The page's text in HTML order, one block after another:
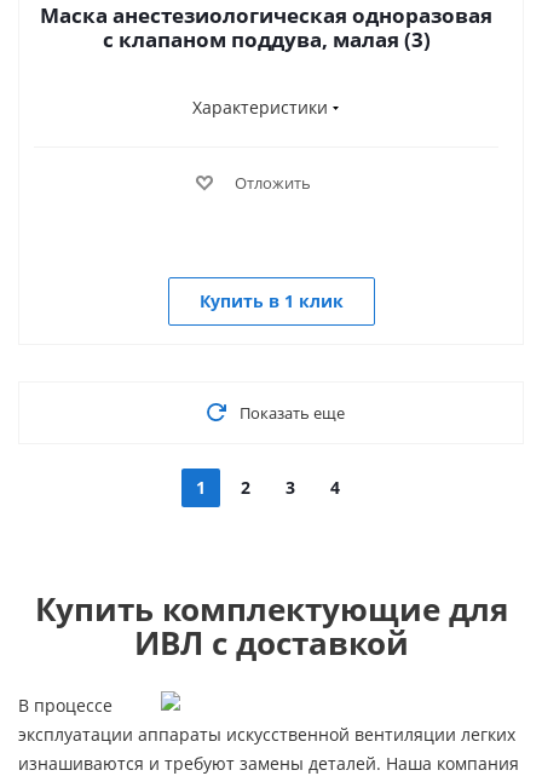
Маска анестезиологическая одноразовая
с клапаном поддува, малая (3)
Характеристики
Отложить
Купить в 1 клик
Показать еще
1 2 3 4
Купить комплектующие для
ИВЛ с доставкой
В процессе
эксплуатации аппараты искусственной вентиляции легких
изнашиваются и требуют замены деталей. Наша компания